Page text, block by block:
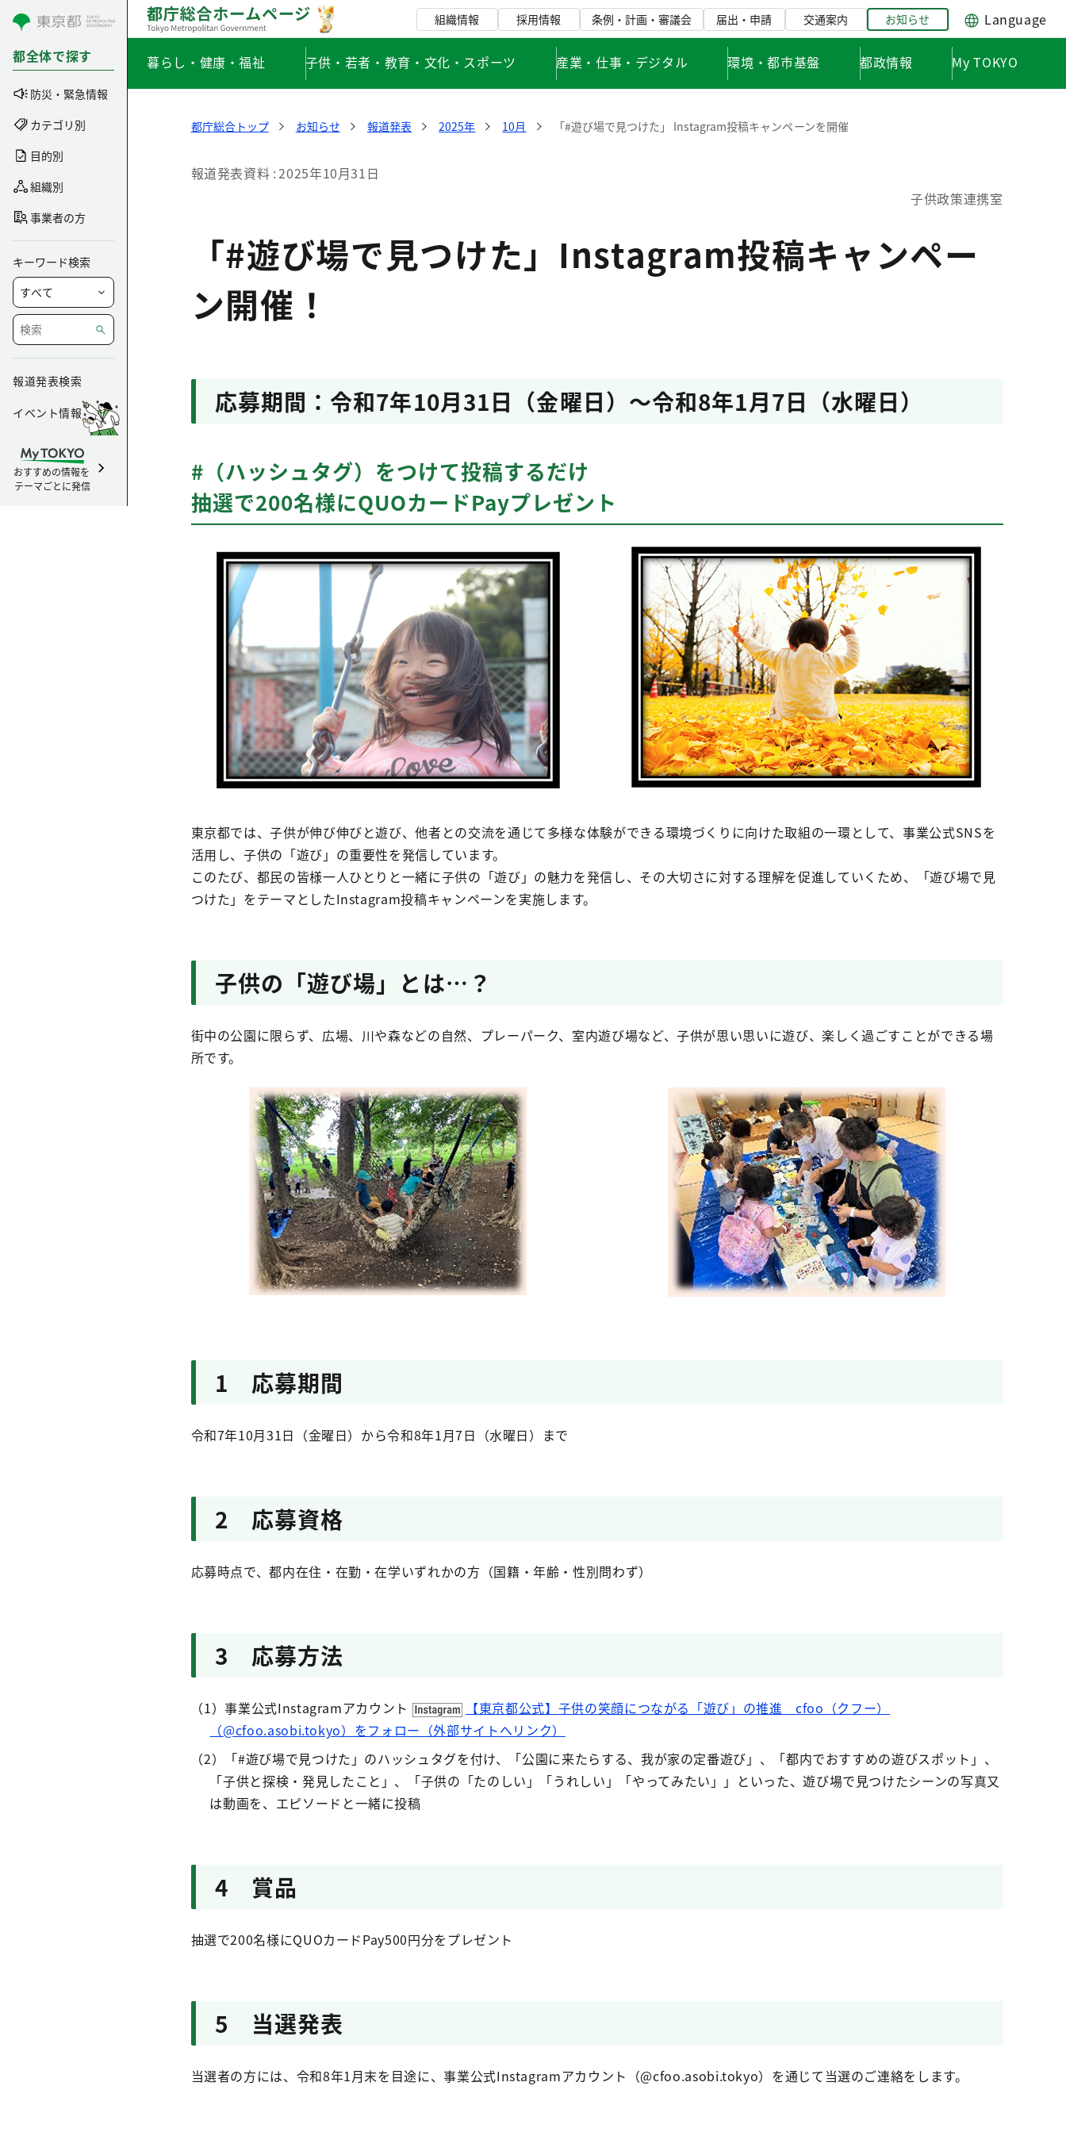
コンテンツにスキップ
都全体で探す
防災・緊急情報
カテゴリ別
目的別
組織別
事業者の方
キーワード検索
報道発表検索
イベント情報
おすすめの情報を
テーマごとに発信
組織情報 採用情報 条例・計画・審議会 届出・申請 交通案内 お知らせ Language
暮らし・健康・福祉 子供・若者・教育・文化・スポーツ 産業・仕事・デジタル 環境・都市基盤 都政情報 My TOKYO
都庁総合トップ お知らせ 報道発表 2025年 10月 「#遊び場で見つけた」 Instagram投稿キャンペーンを開催
報道発表資料 2025年10月31日
子供政策連携室
「#遊び場で見つけた」Instagram投稿キャンペー
ン開催！
応募期間：令和7年10月31日（金曜日）～令和8年1月7日（水曜日）
#（ハッシュタグ）をつけて投稿するだけ
抽選で200名様にQUOカードPayプレゼント
東京都では、子供が伸び伸びと遊び、他者との交流を通じて多様な体験ができる環境づくりに向けた取組の一環として、事業公式SNSを
活用し、子供の「遊び」の重要性を発信しています。
このたび、都民の皆様一人ひとりと一緒に子供の「遊び」の魅力を発信し、その大切さに対する理解を促進していくため、「遊び場で見
つけた」をテーマとしたInstagram投稿キャンペーンを実施します。
子供の「遊び場」とは…？
街中の公園に限らず、広場、川や森などの自然、プレーパーク、室内遊び場など、子供が思い思いに遊び、楽しく過ごすことができる場
所です。
1 応募期間
令和7年10月31日（金曜日）から令和8年1月7日（水曜日）まで
2 応募資格
応募時点で、都内在住・在勤・在学いずれかの方（国籍・年齢・性別問わず）
3 応募方法
（1）事業公式Instagramアカウント
【東京都公式】子供の笑顔につながる「遊び」の推進 cfoo（クフー）
（@cfoo.asobi.tokyo）をフォロー（外部サイトへリンク）
（2）「#遊び場で見つけた」のハッシュタグを付け、「公園に来たらする、我が家の定番遊び」、「都内でおすすめの遊びスポット」、
「子供と探検・発見したこと」、「子供の「たのしい」「うれしい」「やってみたい」」といった、遊び場で見つけたシーンの写真又
は動画を、エピソードと一緒に投稿
4 賞品
抽選で200名様にQUOカードPay500円分をプレゼント
5 当選発表
当選者の方には、令和8年1月末を目途に、事業公式Instagramアカウント（@cfoo.asobi.tokyo）を通じて当選のご連絡をします。